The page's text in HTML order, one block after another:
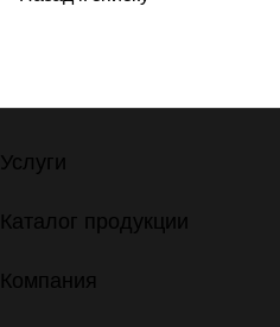
Услуги
Каталог продукции
Компания